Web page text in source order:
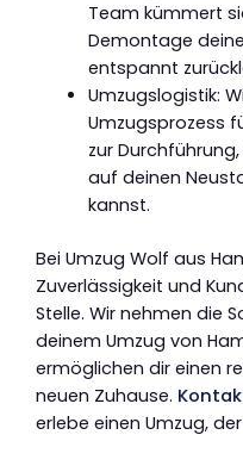
Team kümmert
Demontage
entspannt
Umzugslogistik:
Umzugsprozess
zur
auf deinen
kannst.
Bei Umzug Wolf aus
Zuverlässigkeit und
Stelle. Wir nehmen die
deinem Umzug von
ermöglichen dir einen
neuen Zuhause.
erlebe einen Umzug,